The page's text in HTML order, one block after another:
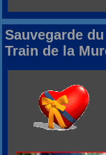
Sauvegarde du
Train de la